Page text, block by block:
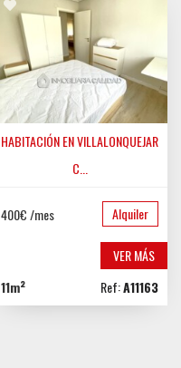
HABITACIÓN EN VILLALONQUEJAR
C...
400€ /mes Alquiler
VER MÁS
11m²
Ref:A11163